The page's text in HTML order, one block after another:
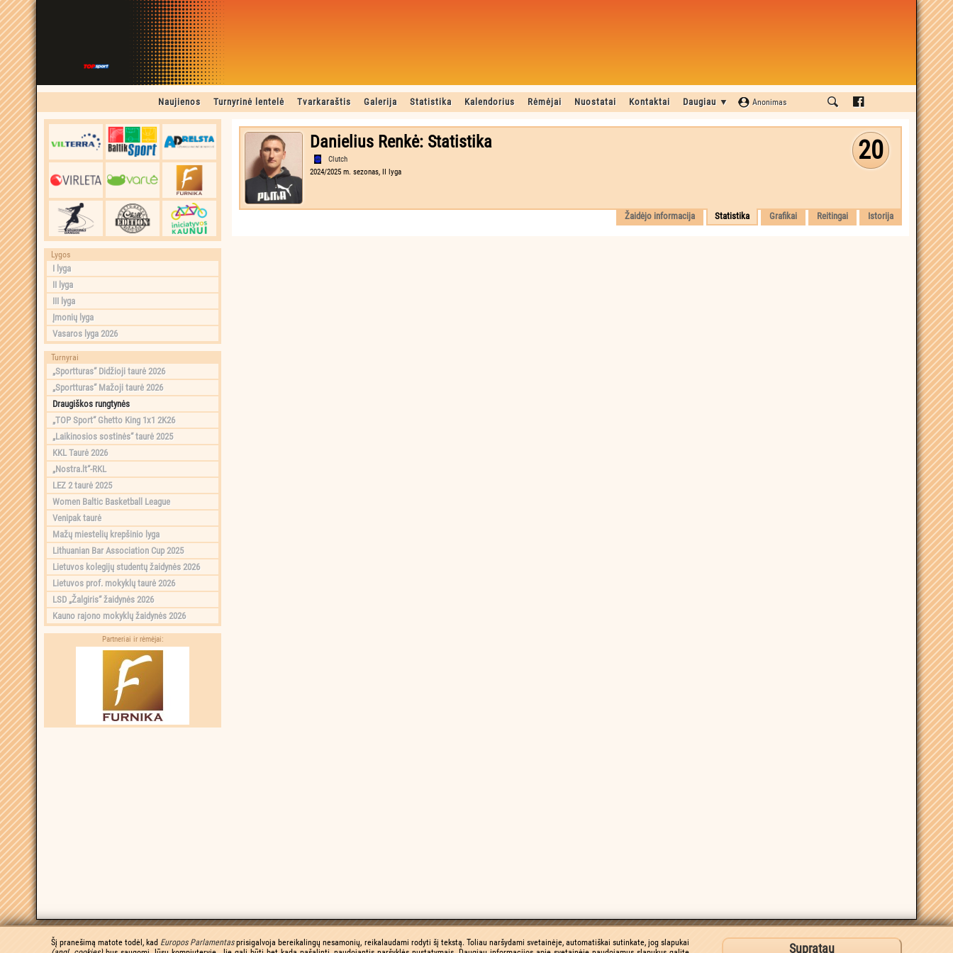
Naujienos Turnyrinė lentelė Tvarkaraštis Galerija Statistika Kalendorius Rėmėjai Nuostatai Kontaktai Daugiau ▼ Anonimas
Lygos
I lyga
II lyga
III lyga
Įmonių lyga
Vasaros lyga 2026
Turnyrai
„Sportturas“ Didžioji taurė 2026
„Sportturas“ Mažoji taurė 2026
Draugiškos rungtynės
„TOP Sport“ Ghetto King 1x1 2K26
„Laikinosios sostinės“ taurė 2025
KKL Taurė 2026
„Nostra.lt“-RKL
LEZ 2 taurė 2025
Women Baltic Basketball League
Venipak taurė
Mažų miestelių krepšinio lyga
Lithuanian Bar Association Cup 2025
Lietuvos kolegijų studentų žaidynės 2026
Lietuvos prof. mokyklų taurė 2026
LSD „Žalgiris“ žaidynės 2026
Kauno rajono mokyklų žaidynės 2026
Partneriai ir rėmėjai:
20
Danielius Renkė: Statistika
Clutch
2024/2025 m. sezonas, II lyga
Žaidėjo informacija Statistika Grafikai Reitingai Istorija
Šį pranešimą matote todėl, kad Europos Parlamentasprisigalvoja bereikalingų nesamonių, reikalaudami rodyti šį tekstą. Toliau naršydami svetainėje, automatiškai sutinkate, jog slapukai
Supratau